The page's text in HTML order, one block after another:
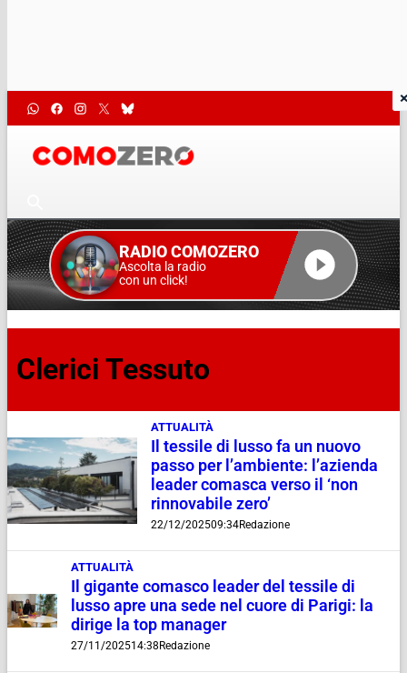
RADIO COMOZERO
Ascolta la radio
con un click!
Clerici Tessuto
ATTUALITÀ
Il tessile di lusso fa un nuovo
passo per l’ambiente: l’azienda
leader comasca verso il ‘non
rinnovabile zero’
22/12/202509:34Redazione
ATTUALITÀ
Il gigante comasco leader del tessile di
lusso apre una sede nel cuore di Parigi: la
dirige la top manager
27/11/202514:38Redazione